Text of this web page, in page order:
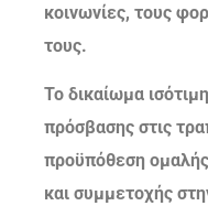
κοινωνίες, τους
τους.
Το δικαίωμα
πρόσβασης στις
προϋπόθεση
και συμμετοχής